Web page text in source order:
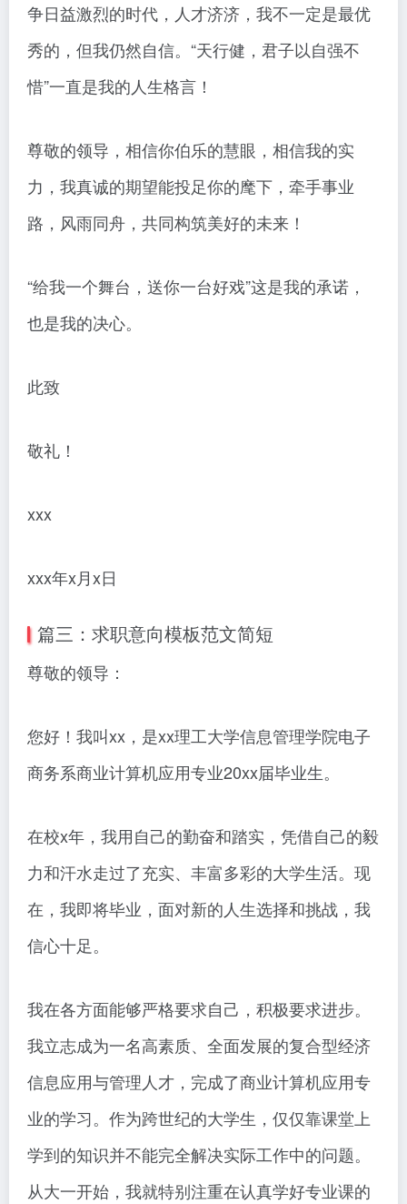
争日益激烈的时代，人才济济，我不一定是最优
秀的，但我仍然自信。“天行健，君子以自强不
惜”一直是我的人生格言！
尊敬的领导，相信你伯乐的慧眼，相信我的实
力，我真诚的期望能投足你的麾下，牵手事业
路，风雨同舟，共同构筑美好的未来！
“给我一个舞台，送你一台好戏”这是我的承诺，
也是我的决心。
此致
敬礼！
xxx
xxx年x月x日
篇三：求职意向模板范文简短
尊敬的领导：
您好！我叫xx，是xx理工大学信息管理学院电子
商务系商业计算机应用专业20xx届毕业生。
在校x年，我用自己的勤奋和踏实，凭借自己的毅
力和汗水走过了充实、丰富多彩的大学生活。现
在，我即将毕业，面对新的人生选择和挑战，我
信心十足。
我在各方面能够严格要求自己，积极要求进步。
我立志成为一名高素质、全面发展的复合型经济
信息应用与管理人才，完成了商业计算机应用专
业的学习。作为跨世纪的大学生，仅仅靠课堂上
学到的知识并不能完全解决实际工作中的问题。
从大一开始，我就特别注重在认真学好专业课的